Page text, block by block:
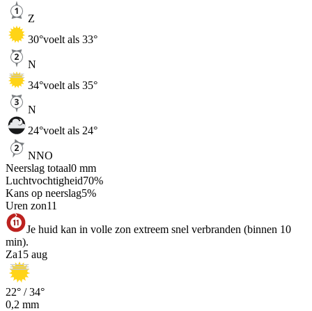
Z
30°voelt als 33°
N
34°voelt als 35°
N
24°voelt als 24°
NNO
Neerslag totaal0 mm
Luchtvochtigheid70%
Kans op neerslag5%
Uren zon11
Je huid kan in volle zon extreem snel verbranden (binnen 10
min).
Za15 aug
22° /34°
0,2 mm